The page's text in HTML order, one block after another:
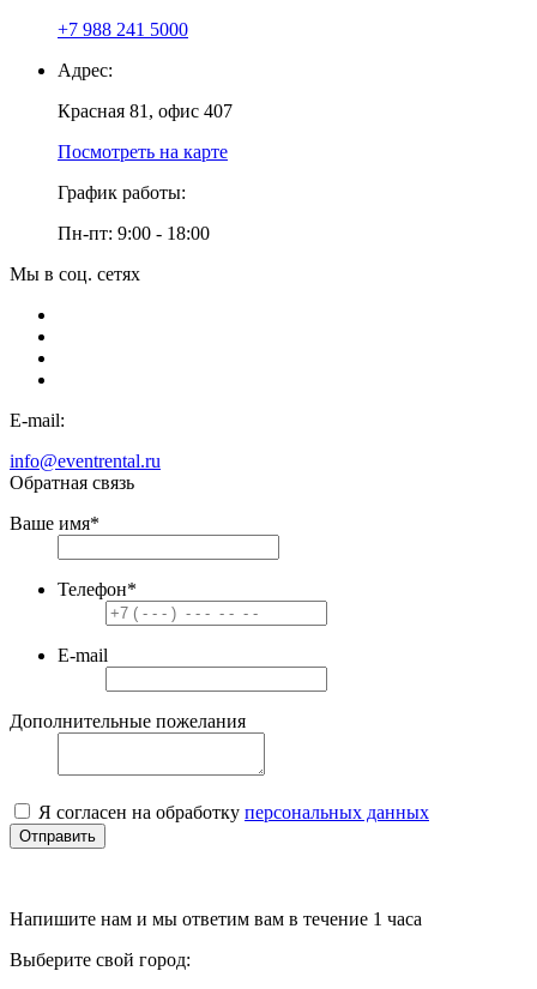
+7 988 241 5000
Адрес:
Красная 81, офис 407
Посмотреть на карте
График работы:
Пн-пт: 9:00 - 18:00
Мы в соц. сетях
E-mail:
info@eventrental.ru
Обратная связь
Ваше имя*
Телефон*
E-mail
Дополнительные пожелания
Я согласен на обработку персональных данных
Отправить
Напишите нам и мы ответим вам в течение 1 часа
Выберите свой город: